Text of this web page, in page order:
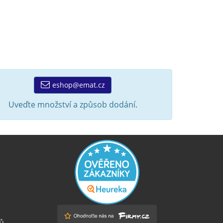
eshop@emat.cz
Uveďte množství a způsob dodání.